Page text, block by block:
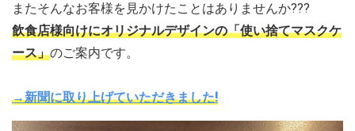
またそんなお客様を見かけたことはありませんか???
飲食店様向けにオリジナルデザインの「使い捨てマスクケ
ース」のご案内です。
→新聞に取り上げていただきました!